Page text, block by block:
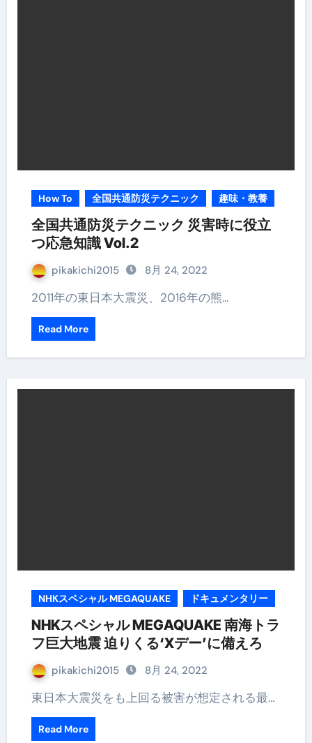
How To 全国共通防災テクニック 趣味・教養
全国共通防災テクニック 災害時に役立
つ応急知識 Vol.2
pikakichi2015 8月 24, 2022
2011年の東日本大震災、2016年の熊…
Read More
NHKスペシャル MEGAQUAKE ドキュメンタリー
NHKスペシャル MEGAQUAKE 南海トラ
フ巨大地震 迫りくる‘Xデー’に備えろ
pikakichi2015 8月 24, 2022
東日本大震災をも上回る被害が想定される最…
Read More